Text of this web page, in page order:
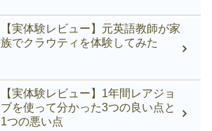
【実体験レビュー】元英語教師が家
族でクラウティを体験してみた
【実体験レビュー】1年間レアジョ
ブを使って分かった3つの良い点と
1つの悪い点